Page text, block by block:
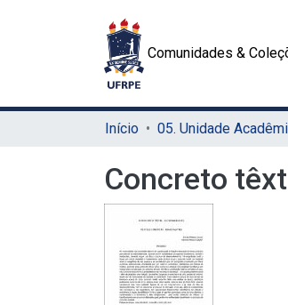
Comunidades &
Início
Concreto